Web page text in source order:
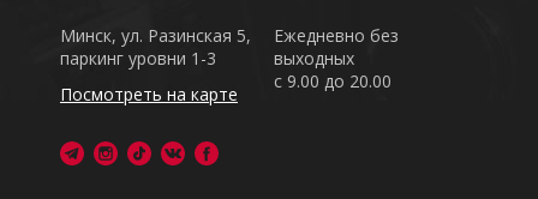
Ежедневно без
выходных
с 9.00 до 20.00
Минск, ул. Разинская 5,
паркинг уровни 1-3
Посмотреть на карте